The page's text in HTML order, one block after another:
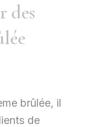
des
brûlée, il
de